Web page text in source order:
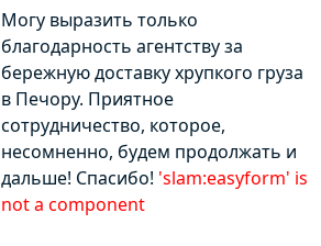
Могу выразить только
благодарность агентству за
бережную доставку хрупкого груза
в Печору. Приятное
сотрудничество, которое,
несомненно, будем продолжать и
дальше! Спасибо! 'slam:easyform' is
not a component